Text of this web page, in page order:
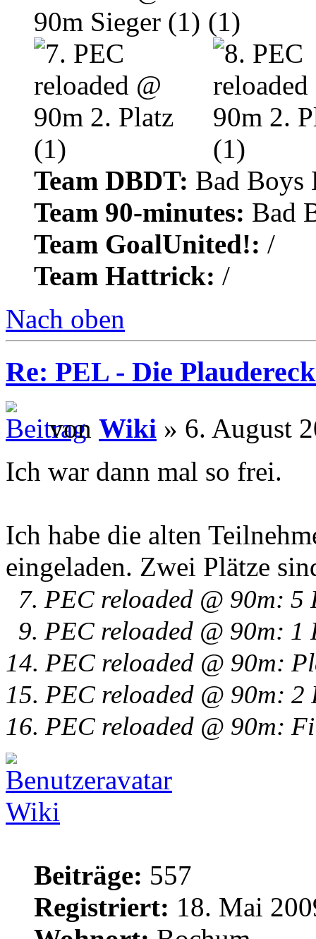
Team DBDT: Bad Boys
Team 90-minutes: Bad
Team GoalUnited!: /
Team Hattrick: /
Nach oben
Re: PEL - Die
von Wiki » 6. August
Ich war dann mal so frei.
Ich habe die alten
eingeladen. Zwei Plätze
7. PEC reloaded @ 90m:
9. PEC reloaded @ 90m:
14. PEC reloaded @ 90m:
15. PEC reloaded @ 90m: 2
16. PEC reloaded @ 90m:
Wiki
Beiträge: 557
Registriert: 18. Mai